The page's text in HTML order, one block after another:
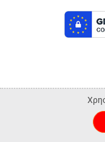
©
ALL-IN-ONE